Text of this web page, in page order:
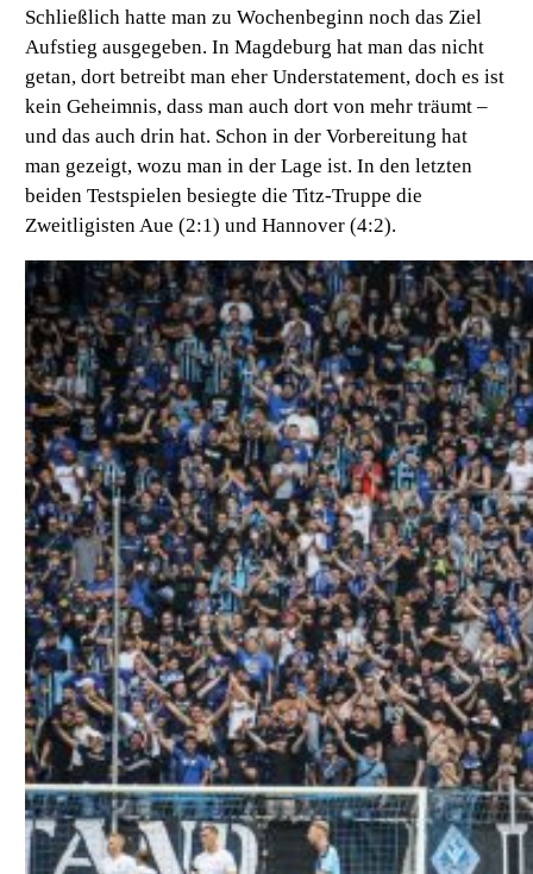
Schließlich hatte man zu Wochenbeginn noch das Ziel
Aufstieg ausgegeben. In Magdeburg hat man das nicht
getan, dort betreibt man eher Understatement, doch es ist
kein Geheimnis, dass man auch dort von mehr träumt –
und das auch drin hat. Schon in der Vorbereitung hat
man gezeigt, wozu man in der Lage ist. In den letzten
beiden Testspielen besiegte die Titz-Truppe die
Zweitligisten Aue (2:1) und Hannover (4:2).